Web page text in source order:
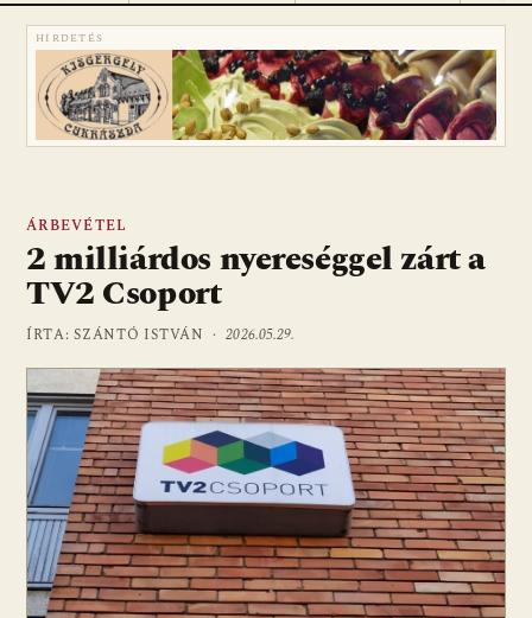
HIRDETÉS
ÁRBEVÉTEL
2 milliárdos nyereséggel zárt a
TV2 Csoport
ÍRTA: SZÁNTÓ ISTVÁN ·2026.05.29.